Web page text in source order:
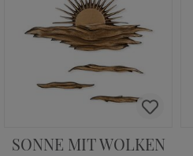
SONNE MIT WOLKEN